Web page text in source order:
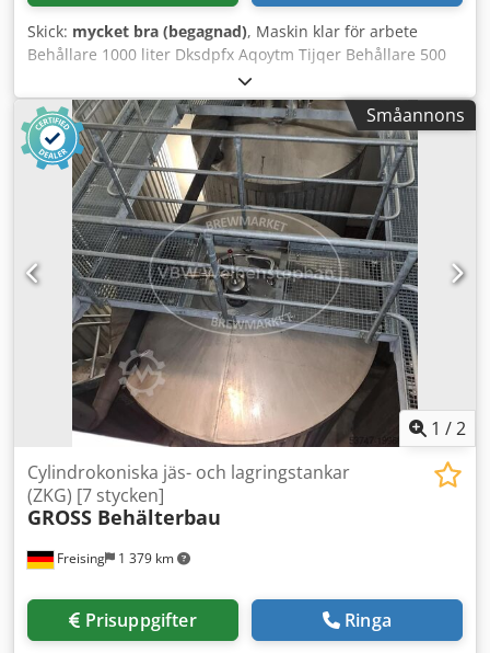
Skick: mycket bra (begagnad), Maskin klar för arbete
Behållare 1000 liter Dksdpfx Aqoytm Tijqer Behållare 500
liter Stationen användes för att tvätta produktionslinjen för
soppor och majonnäs Se även mina andra annonser
Småannons
1 /2
Freising 1 379 km
Cylindrokoniska jäs- och lagringstankar
(ZKG) [7 stycken]
GROSS Behälterbau
Prisuppgifter Ringa